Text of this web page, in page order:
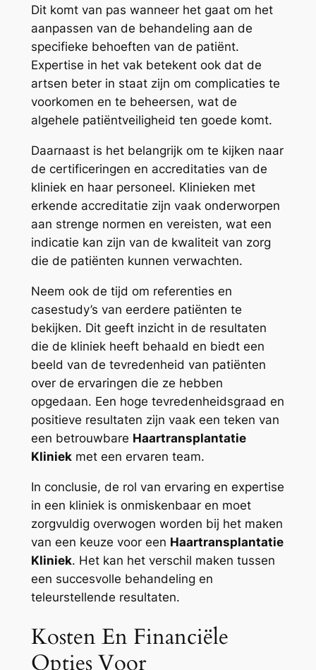
Dit komt van pas wanneer het gaat om het
aanpassen van de behandeling aan de
specifieke behoeften van de patiënt.
Expertise in het vak betekent ook dat de
artsen beter in staat zijn om complicaties te
voorkomen en te beheersen, wat de
algehele patiëntveiligheid ten goede komt.
Daarnaast is het belangrijk om te kijken naar
de certificeringen en accreditaties van de
kliniek en haar personeel. Klinieken met
erkende accreditatie zijn vaak onderworpen
aan strenge normen en vereisten, wat een
indicatie kan zijn van de kwaliteit van zorg
die de patiënten kunnen verwachten.
Neem ook de tijd om referenties en
casestudy’s van eerdere patiënten te
bekijken. Dit geeft inzicht in de resultaten
die de kliniek heeft behaald en biedt een
beeld van de tevredenheid van patiënten
over de ervaringen die ze hebben
opgedaan. Een hoge tevredenheidsgraad en
positieve resultaten zijn vaak een teken van
een betrouwbare Haartransplantatie
Kliniekmet een ervaren team.
In conclusie, de rol van ervaring en expertise
in een kliniek is onmiskenbaar en moet
zorgvuldig overwogen worden bij het maken
van een keuze voor een Haartransplantatie
Kliniek. Het kan het verschil maken tussen
een succesvolle behandeling en
teleurstellende resultaten.
Kosten En Financiële
Opties Voor